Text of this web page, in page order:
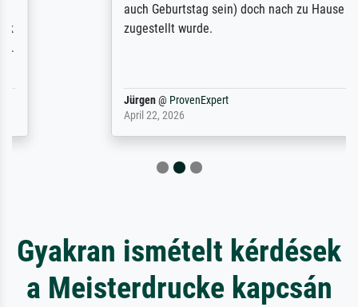
auch Geburtstag sein) doch nach zu Hause
zugestellt wurde.
ProvenExpert
April 22, 2026
Gyakran ismételt kérdések
a Meisterdrucke kapcsán